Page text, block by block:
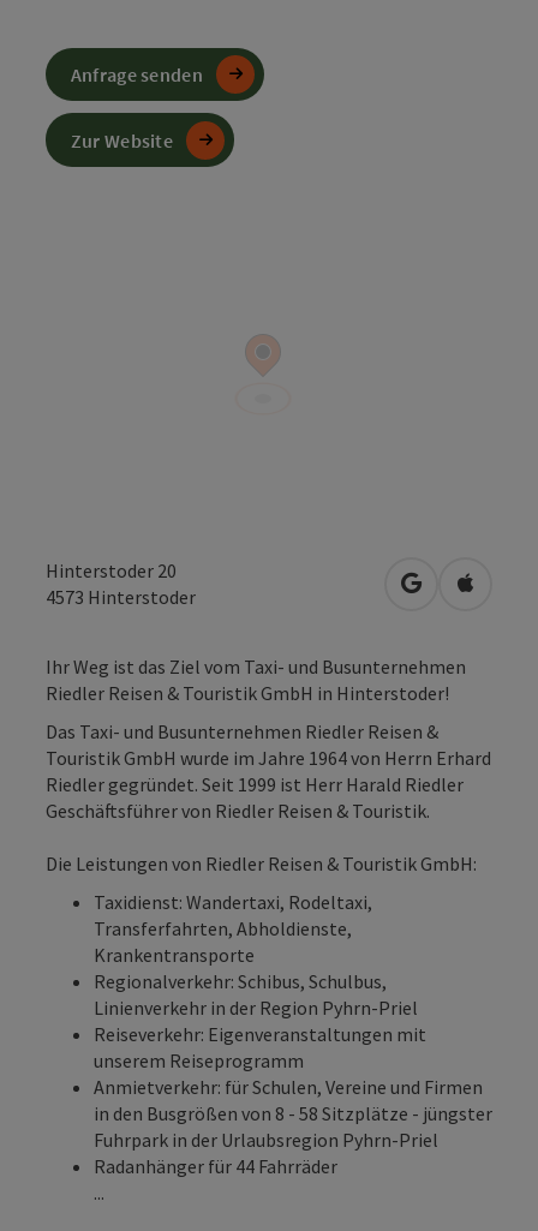
Hinterstoder 20
4573 Hinterstoder in Google
in
Ihr Weg ist das Ziel vom Taxi- und Busunternehmen
Riedler Reisen & Touristik GmbH in Hinterstoder!
Das Taxi- und Busunternehmen Riedler Reisen &
Touristik GmbH wurde im Jahre 1964 von Herrn Erhard
Riedler gegründet. Seit 1999 ist Herr Harald Riedler
Geschäftsführer von Riedler Reisen & Touristik.
Die Leistungen von Riedler Reisen & Touristik GmbH:
Taxidienst: Wandertaxi, Rodeltaxi,
Transferfahrten, Abholdienste,
Krankentransporte
Regionalverkehr: Schibus, Schulbus,
Linienverkehr in der Region Pyhrn-Priel
Reiseverkehr: Eigenveranstaltungen mit
unserem Reiseprogramm
Anmietverkehr: für Schulen, Vereine und Firmen
in den Busgrößen von 8 - 58 Sitzplätze - jüngster
Fuhrpark in der Urlaubsregion Pyhrn-Priel
Radanhänger für 44 Fahrräder
...
Anfrage senden
Zur Website